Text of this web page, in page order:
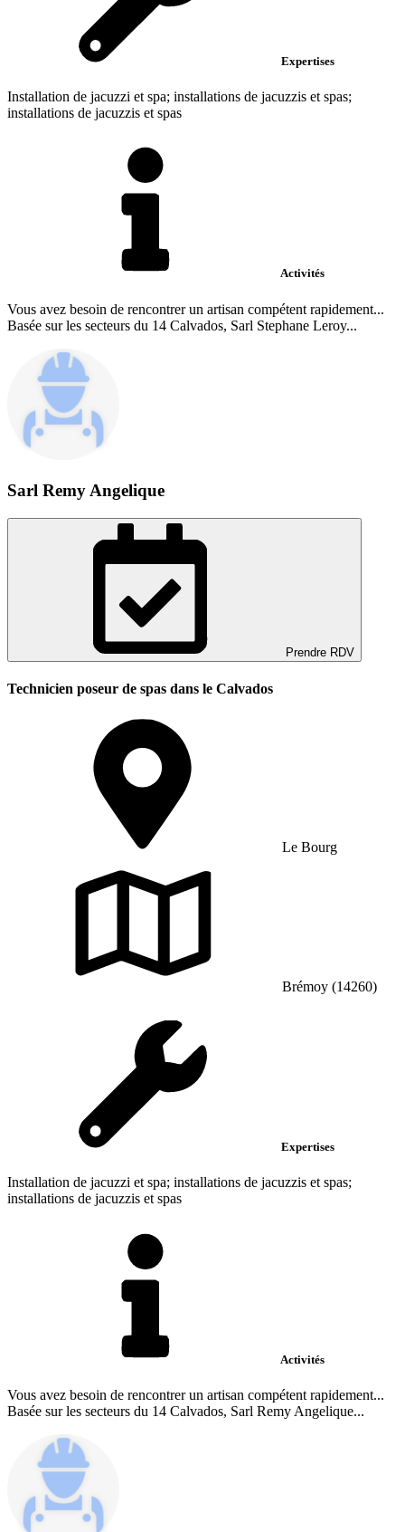
Expertises
Installation de jacuzzi et spa; installations de jacuzzis et spas;
installations de jacuzzis et spas
Activités
Vous avez besoin de rencontrer un artisan compétent rapidement...
Basée sur les secteurs du 14 Calvados, Sarl Stephane Leroy...
Sarl Remy Angelique
Prendre RDV
Technicien poseur de spas dans le Calvados
Le Bourg
Brémoy (14260)
Expertises
Installation de jacuzzi et spa; installations de jacuzzis et spas;
installations de jacuzzis et spas
Activités
Vous avez besoin de rencontrer un artisan compétent rapidement...
Basée sur les secteurs du 14 Calvados, Sarl Remy Angelique...